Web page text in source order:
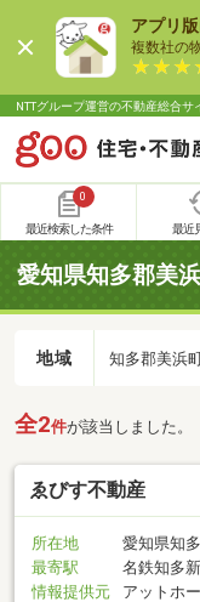
アプリ
複数社の
NTTグループ運営の不動産総合サ
0
最近検索した条件 最近
愛知県知多郡美
地域 知多郡美浜
全2件が該当しました。
ゑびす不動産
所在地
愛知県知
最寄駅
名鉄知多
情報提供元
アットホ